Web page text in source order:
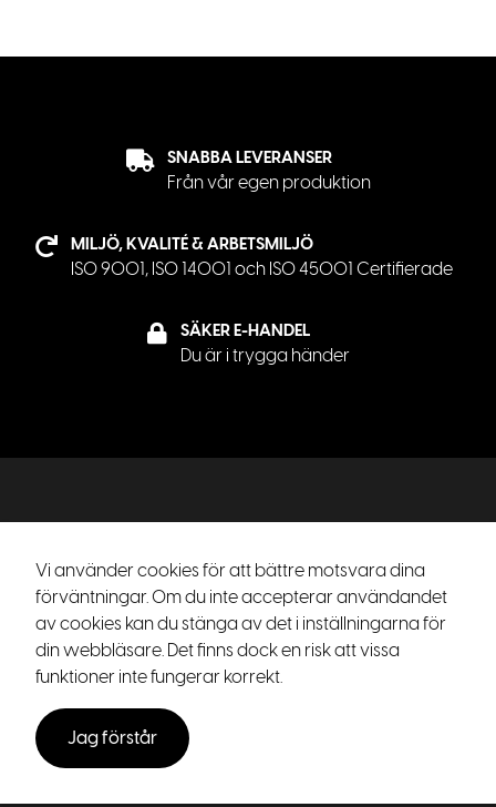
SNABBA LEVERANSER
Från vår egen produktion
MILJÖ, KVALITÉ & ARBETSMILJÖ
ISO 9001, ISO 14001 och ISO 45001 Certifierade
SÄKER E-HANDEL
Du är i trygga händer
Driftas av Voky AB — voky.com
Gillbergagatan 40 | 58273 Linköping
Org. nr 556815-9072
Allmänna villkor Voky AB
Vi använder cookies för att bättre motsvara dina
förväntningar. Om du inte accepterar användandet
av cookies kan du stänga av det i inställningarna för
din webbläsare. Det finns dock en risk att vissa
funktioner inte fungerar korrekt.
Jag förstår